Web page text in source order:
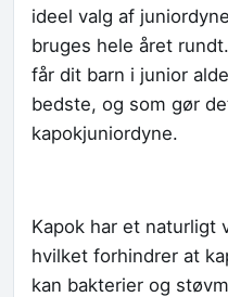
ideel valg af
bruges hele året
får dit barn i junior
bedste, og som gør
kapokjuniordyne.
Kapok har et naturligt
hvilket forhindrer at
kan bakterier og